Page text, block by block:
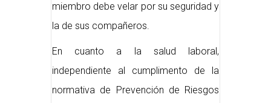
miembro debe velar por su seguridad y
la de sus compañeros.
En cuanto a la salud laboral,
independiente al cumplimento de la
normativa de Prevención de Riesgos